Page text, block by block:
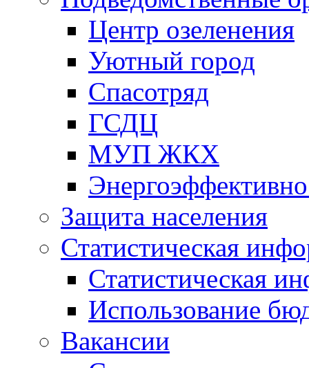
Центр озеленения
Уютный город
Спасотряд
ГСДЦ
МУП ЖКХ
Защита населения
Статистическая
Статистическая
Использование
Вакансии